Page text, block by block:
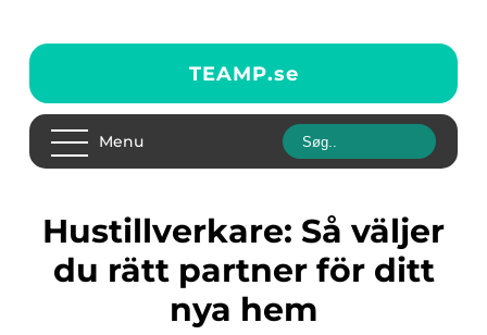
TEAMP.se
Menu
Hustillverkare: Så väljer
du rätt partner för ditt
nya hem